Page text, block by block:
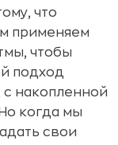
что
применяем
чтобы
подход
накопленной
когда мы
свои